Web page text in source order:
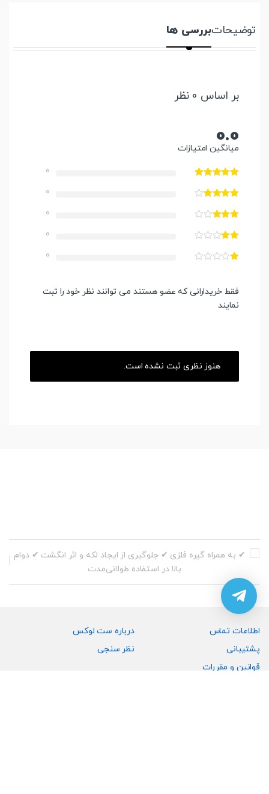
توضیحاتبررسی ها
بر اساس 0 نظر
0.0
میانگین امتیازات
0
0
0
0
0
فقط خریدارانی که عضو هستند می توانند نظر خود را ثبت
نمایند
هنوز نظری ثبت نشده است.
اطلاعات تماس
پشتیبانی
قوانین و مقررات
درباره ست لوکس
نظر سنجی